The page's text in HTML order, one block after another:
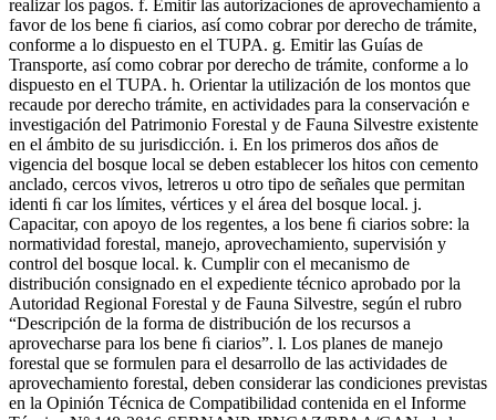
realizar los pagos. f. Emitir las autorizaciones de aprovechamiento a
favor de los bene ﬁ ciarios, así como cobrar por derecho de trámite,
conforme a lo dispuesto en el TUPA. g. Emitir las Guías de
Transporte, así como cobrar por derecho de trámite, conforme a lo
dispuesto en el TUPA. h. Orientar la utilización de los montos que
recaude por derecho trámite, en actividades para la conservación e
investigación del Patrimonio Forestal y de Fauna Silvestre existente
en el ámbito de su jurisdicción. i. En los primeros dos años de
vigencia del bosque local se deben establecer los hitos con cemento
anclado, cercos vivos, letreros u otro tipo de señales que permitan
identi ﬁ car los límites, vértices y el área del bosque local. j.
Capacitar, con apoyo de los regentes, a los bene ﬁ ciarios sobre: la
normatividad forestal, manejo, aprovechamiento, supervisión y
control del bosque local. k. Cumplir con el mecanismo de
distribución consignado en el expediente técnico aprobado por la
Autoridad Regional Forestal y de Fauna Silvestre, según el rubro
“Descripción de la forma de distribución de los recursos a
aprovecharse para los bene ﬁ ciarios”. l. Los planes de manejo
forestal que se formulen para el desarrollo de las actividades de
aprovechamiento forestal, deben considerar las condiciones previstas
en la Opinión Técnica de Compatibilidad contenida en el Informe